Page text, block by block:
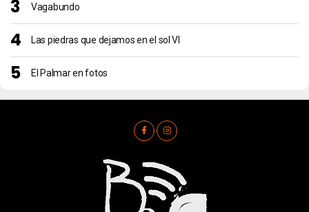
Vagabundo
Las piedras que dejamos en el sol VI
El Palmar en fotos